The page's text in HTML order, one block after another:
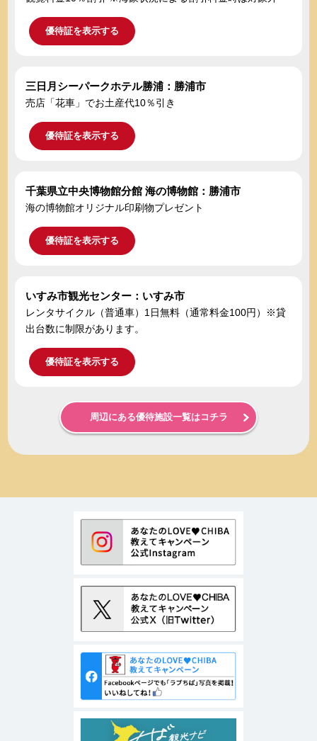
優待証を表示する
三日月シーパークホテル勝浦：勝浦市
売店「花車」でお土産代10％引き
優待証を表示する
千葉県立中央博物館分館 海の博物館：勝浦市
海の博物館オリジナル印刷物プレゼント
優待証を表示する
いすみ市観光センター：いすみ市
レンタサイクル（普通車）1日無料（通常料金100円）※貸
出台数に制限があります。
優待証を表示する
周辺にある優待施設一覧はコチラ